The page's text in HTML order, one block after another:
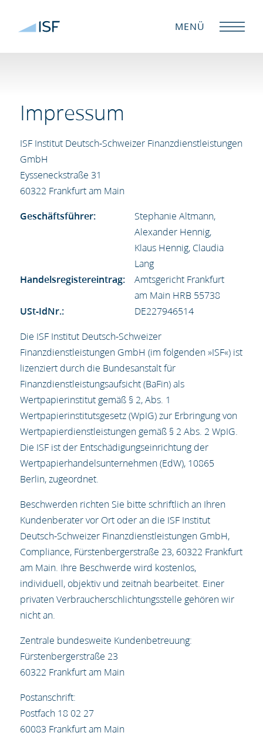
MENÜ
Impressum
ISF Institut Deutsch-Schweizer Finanzdienstleistungen
GmbH
Eysseneckstraße 31
60322 Frankfurt am Main
Geschäftsführer:
Stephanie Altmann,
Alexander Hennig,
Klaus Hennig, Claudia
Lang
Handelsregistereintrag:
Amtsgericht Frankfurt
am Main HRB 55738
USt-IdNr.:
DE227946514
Die ISF Institut Deutsch-Schweizer
Finanzdienstleistungen GmbH (im folgenden »ISF«) ist
lizenziert durch die Bundesanstalt für
Finanzdienstleistungsaufsicht (BaFin) als
Wertpapierinstitut gemäß § 2, Abs. 1
Wertpapierinstitutsgesetz (WpIG) zur Erbringung von
Wertpapierdienstleistungen gemäß § 2 Abs. 2 WpIG.
Die ISF ist der Entschädigungseinrichtung der
Wertpapierhandelsunternehmen (EdW), 10865
Berlin, zugeordnet.
Beschwerden richten Sie bitte schriftlich an Ihren
Kundenberater vor Ort oder an die ISF Institut
Deutsch-Schweizer Finanzdienstleistungen GmbH,
Compliance, Fürstenbergerstraße 23, 60322 Frankfurt
am Main. Ihre Beschwerde wird kostenlos,
individuell, objektiv und zeitnah bearbeitet. Einer
privaten Verbraucherschlichtungsstelle gehören wir
nicht an.
Zentrale bundesweite Kundenbetreuung:
Fürstenbergerstraße 23
60322 Frankfurt am Main
Postanschrift:
Postfach 18 02 27
60083 Frankfurt am Main